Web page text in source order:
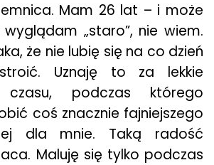
Mam 26 lat – i może
„staro”, nie wiem.
że nie lubię się na co dzień
Uznaję to za lekkie
czasu, podczas którego
coś znacznie fajniejszego
dla mnie. Taką radość
Maluję się tylko podczas